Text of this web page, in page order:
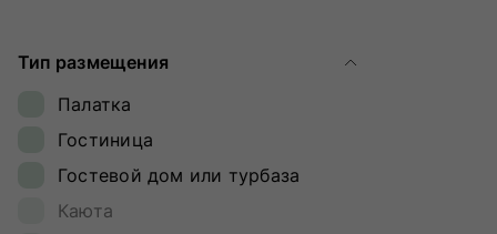
Тип размещения
Каюта
Палатка
Гостиница
Гостевой дом или турбаза